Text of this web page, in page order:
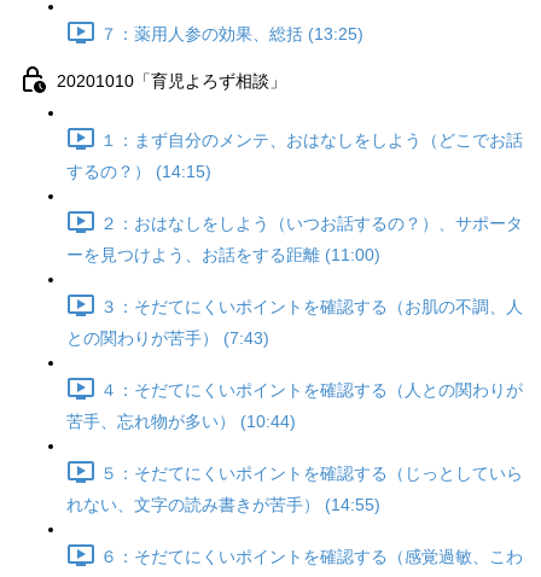
７：薬用人参の効果、総括 (13:25)
20201010「育児よろず相談」
１：まず自分のメンテ、おはなしをしよう（どこでお話
するの？） (14:15)
２：おはなしをしよう（いつお話するの？）、サポータ
ーを見つけよう、お話をする距離 (11:00)
３：そだてにくいポイントを確認する（お肌の不調、人
との関わりが苦手） (7:43)
４：そだてにくいポイントを確認する（人との関わりが
苦手、忘れ物が多い） (10:44)
５：そだてにくいポイントを確認する（じっとしていら
れない、文字の読み書きが苦手） (14:55)
６：そだてにくいポイントを確認する（感覚過敏、こわ